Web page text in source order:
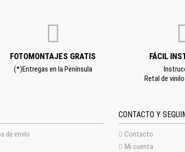
FOTOMONTAJES GRATIS
(*)Entregas en la Península
FÁCIL
Retal de
de envío
CONTACTO Y
Contacto
Mi cuenta